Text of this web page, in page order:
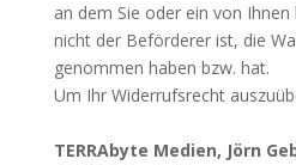
an dem Sie oder ein von
nicht der Beförderer ist, die
genommen haben bzw. hat.
Um Ihr Widerrufsrecht
TERRAbyte Medien, Jörn